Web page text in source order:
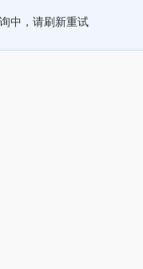
中，请刷新重试